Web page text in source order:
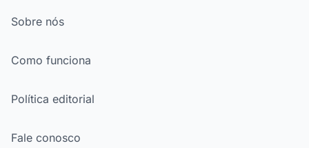
Sobre nós
Como funciona
Política editorial
Fale conosco